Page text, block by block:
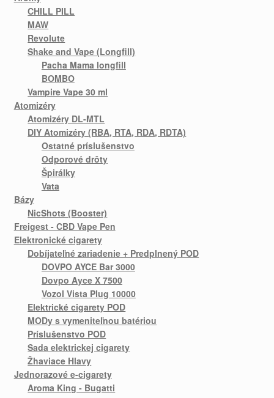
CHILL PILL
MAW
Revolute
Shake and Vape (Longfill)
Pacha Mama longfill
BOMBO
Vampire Vape 30 ml
Atomizéry
Atomizéry DL-MTL
DIY Atomizéry (RBA, RTA, RDA, RDTA)
Ostatné príslušenstvo
Odporové drôty
Špirálky
Vata
Bázy
NicShots (Booster)
Freigest - CBD Vape Pen
Elektronické cigarety
Dobíjateľné zariadenie + Predplnený POD
DOVPO AYCE Bar 3000
Dovpo Ayce X 7500
Vozol Vista Plug 10000
Elektrické cigarety POD
MODy s vymeniteľnou batériou
Príslušenstvo POD
Sada elektrickej cigarety
Žhaviace Hlavy
Jednorazové e-cigarety
Aroma King - Bugatti